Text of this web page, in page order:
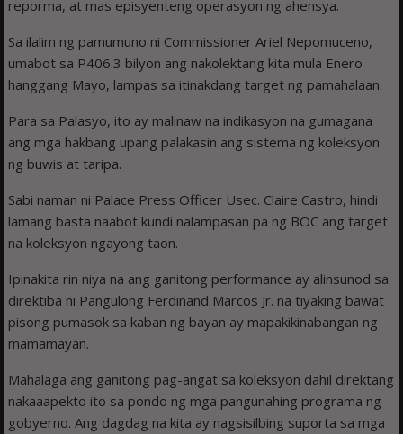
reporma, at mas episyenteng operasyon ng ahensya.
Sa ilalim ng pamumuno ni Commissioner Ariel Nepomuceno,
umabot sa P406.3 bilyon ang nakolektang kita mula Enero
hanggang Mayo, lampas sa itinakdang target ng pamahalaan.
Para sa Palasyo, ito ay malinaw na indikasyon na gumagana
ang mga hakbang upang palakasin ang sistema ng koleksyon
ng buwis at taripa.
Sabi naman ni Palace Press Officer Usec. Claire Castro, hindi
lamang basta naabot kundi nalampasan pa ng BOC ang target
na koleksyon ngayong taon.
Ipinakita rin niya na ang ganitong performance ay alinsunod sa
direktiba ni Pangulong Ferdinand Marcos Jr. na tiyaking bawat
pisong pumasok sa kaban ng bayan ay mapakikinabangan ng
mamamayan.
Mahalaga ang ganitong pag-angat sa koleksyon dahil direktang
nakaaapekto ito sa pondo ng mga pangunahing programa ng
gobyerno. Ang dagdag na kita ay nagsisilbing suporta sa mga